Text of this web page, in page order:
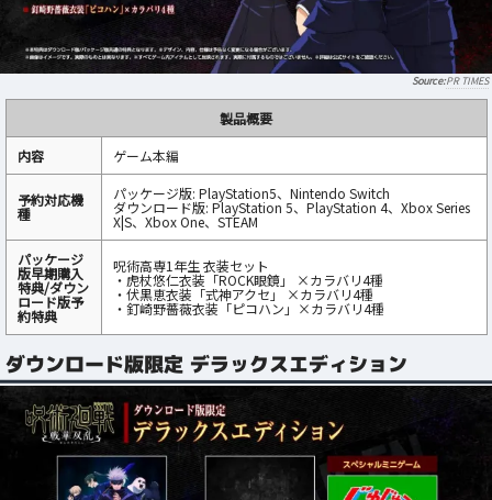
PR TIMES
製品概要
内容
ゲーム本編
予約対応機
種
パッケージ版: PlayStation5、Nintendo Switch
ダウンロード版: PlayStation 5、PlayStation 4、Xbox Series
X|S、Xbox One、STEAM
パッケージ
版早期購入
特典/ダウン
ロード版予
約特典
呪術高専1年生 衣装セット
・虎杖悠仁衣装「ROCK眼鏡」 ×カラバリ4種
・伏黒恵衣装「式神アクセ」 ×カラバリ4種
・釘崎野薔薇衣装「ピコハン」×カラバリ4種
ダウンロード版限定 デラックスエディション